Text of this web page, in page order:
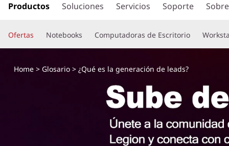
r
c
o
Productos Soluciones Servicios Soporte
Ofertas Notebooks Computadoras de Escritorio
Home> Glosario> ¿Qué es la generación de leads?